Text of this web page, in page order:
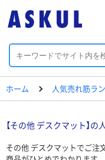
ホーム 人気売れ筋ラ
【その他 デスクマット】
その他 デスクマットでご注